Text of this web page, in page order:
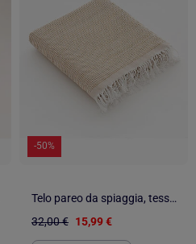
-50%
Telo pareo da spiaggia, tessuto in rilievo, fouta - Gamusi.
32,00 € 15,99 €